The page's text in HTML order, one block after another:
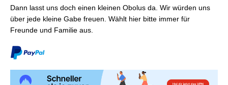
Dann lasst uns doch einen kleinen Obolus da. Wir würden uns
über jede kleine Gabe freuen. Wählt hier bitte immer für
Freunde und Familie aus.